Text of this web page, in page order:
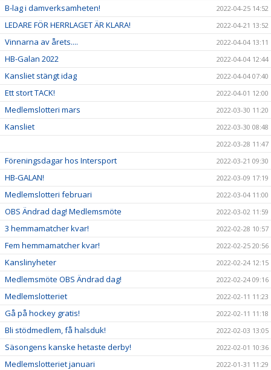
B-lag i damverksamheten! 2022-04-25 14:52
LEDARE FÖR HERRLAGET ÄR KLARA! 2022-04-21 13:52
Vinnarna av årets.... 2022-04-04 13:11
HB-Galan 2022 2022-04-04 12:44
Kansliet stängt idag 2022-04-04 07:40
Ett stort TACK! 2022-04-01 12:00
Medlemslotteri mars 2022-03-30 11:20
Kansliet
2022-03-30 08:48
2022-03-28 11:47
Föreningsdagar hos Intersport 2022-03-21 09:30
HB-GALAN! 2022-03-09 17:19
Medlemslotteri februari 2022-03-04 11:00
OBS Ändrad dag! Medlemsmöte 2022-03-02 11:59
3 hemmamatcher kvar! 2022-02-28 10:57
Fem hemmamatcher kvar! 2022-02-25 20:56
Kanslinyheter 2022-02-24 12:15
Medlemsmöte OBS Ändrad dag! 2022-02-24 09:16
Medlemslotteriet 2022-02-11 11:23
Gå på hockey gratis! 2022-02-11 11:18
Bli stödmedlem, få halsduk! 2022-02-03 13:05
Säsongens kanske hetaste derby! 2022-02-01 10:36
Medlemslotteriet januari 2022-01-31 11:29